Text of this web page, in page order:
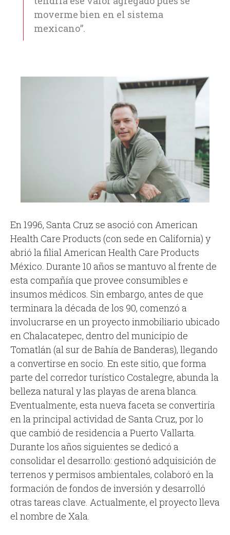
moverme bien en el sistema
mexicano”.
En 1996, Santa Cruz se asoció con American
Health Care Products (con sede en California) y
abrió la filial American Health Care Products
México. Durante 10 años se mantuvo al frente de
esta compañía que provee consumibles e
insumos médicos. Sin embargo, antes de que
terminara la década de los 90, comenzó a
involucrarse en un proyecto inmobiliario ubicado
en Chalacatepec, dentro del municipio de
Tomatlán (al sur de Bahía de Banderas), llegando
a convertirse en socio. En este sitio, que forma
parte del corredor turístico Costalegre, abunda la
belleza natural y las playas de arena blanca.
Eventualmente, esta nueva faceta se convertiría
en la principal actividad de Santa Cruz, por lo
que cambió de residencia a Puerto Vallarta.
Durante los años siguientes se dedicó a
consolidar el desarrollo: gestionó adquisición de
terrenos y permisos ambientales, colaboró en la
formación de fondos de inversión y desarrolló
otras tareas clave. Actualmente, el proyecto lleva
el nombre de Xala.